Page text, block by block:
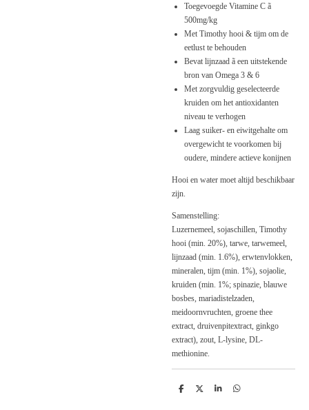
Toegevoegde Vitamine C ã
500mg/kg
Met Timothy hooi & tijm om de
eetlust te behouden
Bevat lijnzaad ã een uitstekende
bron van Omega 3 & 6
Met zorgvuldig geselecteerde
kruiden om het antioxidanten
niveau te verhogen
Laag suiker- en eiwitgehalte om
overgewicht te voorkomen bij
oudere, mindere actieve konijnen
Hooi en water moet altijd beschikbaar
zijn.
Samenstelling:
Luzernemeel, sojaschillen, Timothy
hooi (min. 20%), tarwe, tarwemeel,
lijnzaad (min. 1.6%), erwtenvlokken,
mineralen, tijm (min. 1%), sojaolie,
kruiden (min. 1%; spinazie, blauwe
bosbes, mariadistelzaden,
meidoornvruchten, groene thee
extract, druivenpitextract, ginkgo
extract), zout, L-lysine, DL-
methionine.
D
D
S
D